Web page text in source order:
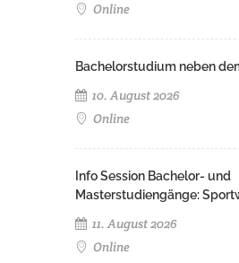
Online
Bachelorstudium neben
10. August 2026
Online
Info Session Bachelor- und
Masterstudiengänge:
11. August 2026
Online